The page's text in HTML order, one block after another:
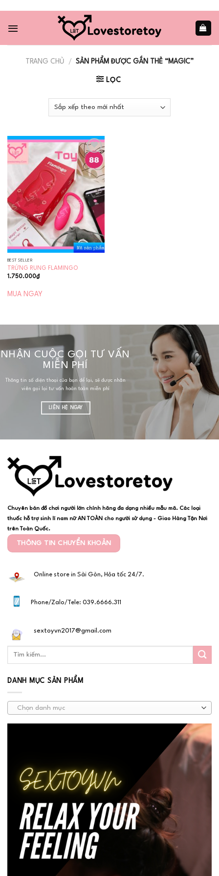
content
TRANG CHỦ / SẢN PHẨM ĐƯỢC GẮN THẺ “MAGIC”
LỌC
Add to
wishlist
BEST SELLER
TRỨNG RUNG FLAMINGO
1.750.000₫
MUA NGAY
NHẬN CUỘC GỌI TƯ VẤN
MIỄN PHÍ
Thông tin số điện thoại của bạn để lại, sẽ được nhân
viên gọi lại tư vấn hoàn toàn miễn phí
LIÊN HỆ NGAY
Chuyên bán đồ chơi người lớn chính hãng đa dạng nhiều mẫu mã. Các loại
thuốc hỗ trợ sinh lí nam nữ AN TOÀN cho người sử dụng - Giao Hàng Tận Nơi
trên Toàn Quốc.
THÔNG TIN CHUYỂN KHOẢN
Online store in Sài Gòn, Hỏa tốc 24/7.
Phone/Zalo/Tele: 039.6666.311
sextoyvn2017@gmail.com
DANH MỤC SẢN PHẨM
Chọn danh mục